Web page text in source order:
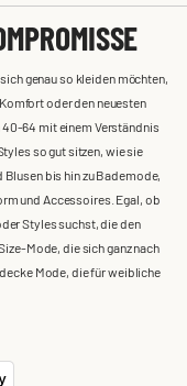
genau so kleiden möchten,
oder den neuesten
40-64 mit einem Verständnis
so gut sitzen, wie sie
bis hin zu Bademode,
und Accessoires. Egal, ob
Styles suchst, die den
Mode, die sich ganz nach
Mode, die für weibliche